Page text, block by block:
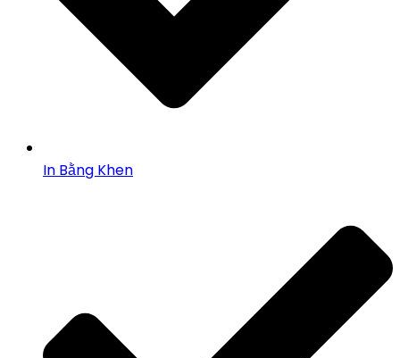
In Bằng Khen